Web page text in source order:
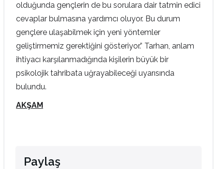
olduğunda gençlerin de bu sorulara dair tatmin edici
cevaplar bulmasına yardımcı oluyor. Bu durum
gençlere ulaşabilmek için yeni yöntemler
geliştirmemiz gerektiğini gösteriyor.” Tarhan, anlam
ihtiyacı karşılanmadığında kişilerin büyük bir
psikolojik tahribata uğrayabileceği uyarısında
bulundu.
AKŞAM
Paylaş